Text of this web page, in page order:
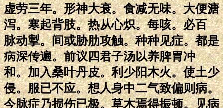
虚劳三年。形神大衰。食减无味。大便溏
泻。寒起背肢。热从心炽。每咳。必百
脉动掣。间或胁肋攻触。种种见症。都是
病深传遍。前议四君子汤以养脾胃冲
和。加入桑叶丹皮。利少阳木火。使土少
侵。服已不应。想人身中二气致偏则病。
今脉症乃损伤已极。草木焉得振顿。见病